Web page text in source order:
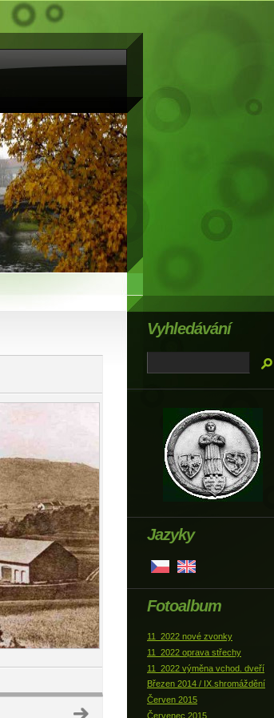
Jazyky
Fotoalbum
11_2022 nové zvonky
11_2022 oprava střechy
11_2022 výměna vchod. dveří
Březen 2014 / IX.shromáždění
Červen 2015
Červenec 2015
Vyhledávání